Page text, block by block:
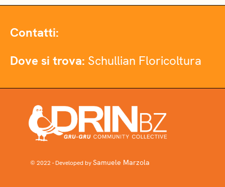
Contatti:
Dove si trova: Schullian Floricoltura
© 2022 - Developed bySamuele Marzola